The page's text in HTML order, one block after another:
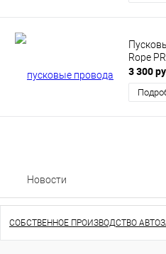
Rope
3 300
Новости
СОБСТВЕННОЕ ПРОИЗВОДСТВО